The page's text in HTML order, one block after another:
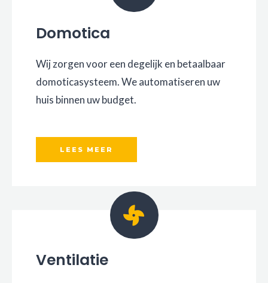
Domotica
Wij zorgen voor een degelijk en betaalbaar
domoticasysteem. We automatiseren uw
huis binnen uw budget.
LEES MEER
Ventilatie